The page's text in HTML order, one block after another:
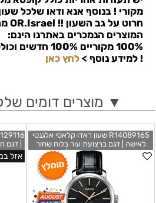
מקורי ! בנוסף אנא ודאו שלכל
חרוט על גב השעון !! OR.Israel
המוצרים הנמכרים באתרנו הינם:
100% מקוריים
! למידע נוסף > לחץ כאן
▼ מוצרים דומים
R14089165 שעון ראדו קלאסי אלגנטי
לאישה | דגם ברצועת עור בלוח שחור
כולל תאריכון ומחוגי זהב רוז | מלאי מוגבל
| חנות שעוני ראדו בראשון לציון | Rado
DiaMaster Black Dial Ladies Watch
R14089165
| דגם
שעון
אזל